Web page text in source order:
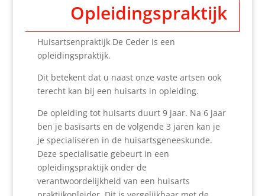
Opleidingspraktijk
Huisartsenpraktijk De Ceder is een
opleidingspraktijk.
Dit betekent dat u naast onze vaste artsen ook
terecht kan bij een huisarts in opleiding.
De opleiding tot huisarts duurt 9 jaar. Na 6 jaar
ben je basisarts en de volgende 3 jaren kan je
je specialiseren in de huisartsgeneeskunde.
Deze specialisatie gebeurt in een
opleidingspraktijk onder de
verantwoordelijkheid van een huisarts